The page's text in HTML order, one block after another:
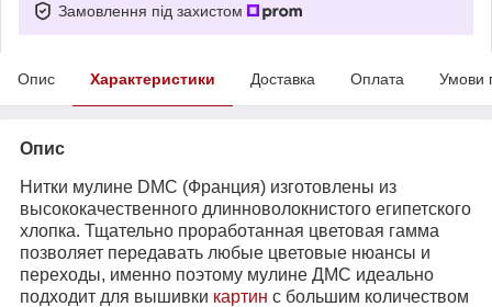
Замовлення під захистом
Опис Характеристики Доставка Оплата Умови
Опис
Нитки мулине DMC (Франция) изготовлены из
высококачественного длинноволокнистого египетского
хлопка. Тщательно проработанная цветовая гамма
позволяет передавать любые цветовые нюансы и
переходы, именно поэтому мулине ДМС идеально
подходит для вышивки картин с большим количеством